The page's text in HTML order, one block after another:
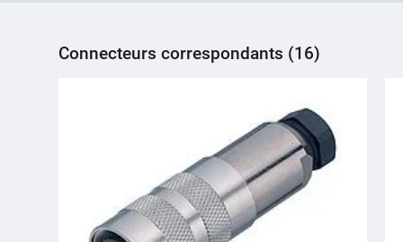
Connecteurs correspondants (16)